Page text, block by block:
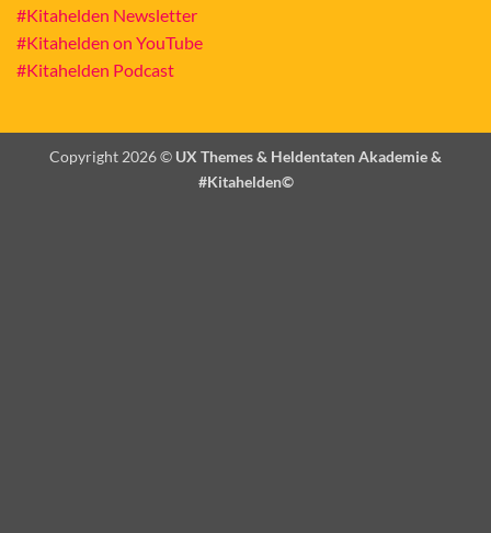
#Kitahelden Newsletter
#Kitahelden on YouTube
#Kitahelden Podcast
Copyright 2026 © UX Themes & Heldentaten Akademie &
#Kitahelden©